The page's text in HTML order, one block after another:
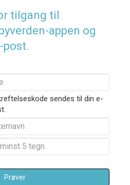
tilgang til
appen og
post.
sendes til din e-
Prøver